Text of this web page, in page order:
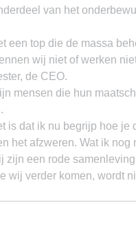
van het
een top die de massa
wij niet of werken
de CEO.
mensen die hun
is dat ik nu begrijp hoe je
het afzweren. Wat ik
zijn een rode
wij verder komen, wordt